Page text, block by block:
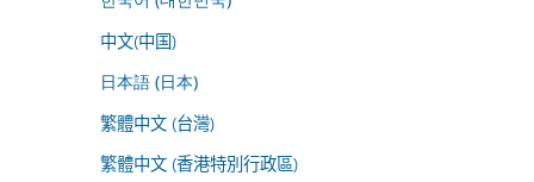
中文(中国)
日本語 (日本)
繁體中文 (台灣)
繁體中文 (香港特別行政區)